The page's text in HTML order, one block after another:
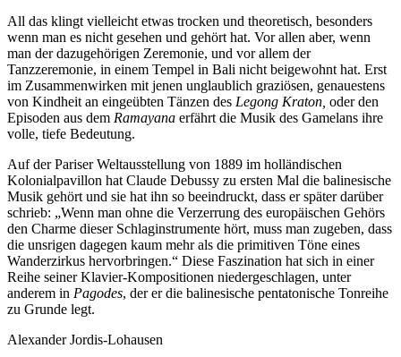
All das klingt vielleicht etwas trocken und theoretisch, besonders
wenn man es nicht gesehen und gehört hat. Vor allen aber, wenn
man der dazugehörigen Zeremonie, und vor allem der
Tanzzeremonie, in einem Tempel in Bali nicht beigewohnt hat. Erst
im Zusammenwirken mit jenen unglaublich graziösen, genauestens
von Kindheit an eingeübten Tänzen des Legong Kraton, oder den
Episoden aus dem Ramayana erfährt die Musik des Gamelans ihre
volle, tiefe Bedeutung.
Auf der Pariser Weltausstellung von 1889 im holländischen
Kolonialpavillon hat Claude Debussy zu ersten Mal die balinesische
Musik gehört und sie hat ihn so beeindruckt, dass er später darüber
schrieb: „Wenn man ohne die Verzerrung des europäischen Gehörs
den Charme dieser Schlaginstrumente hört, muss man zugeben, dass
die unsrigen dagegen kaum mehr als die primitiven Töne eines
Wanderzirkus hervorbringen.“ Diese Faszination hat sich in einer
Reihe seiner Klavier-Kompositionen niedergeschlagen, unter
anderem in Pagodes, der er die balinesische pentatonische Tonreihe
zu Grunde legt.
Alexander Jordis-Lohausen